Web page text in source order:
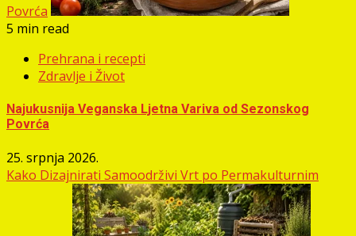
Povrća
5 min read
Prehrana i recepti
Zdravlje i Život
Najukusnija Veganska Ljetna Variva od Sezonskog
Povrća
25. srpnja 2026.
Kako Dizajnirati Samoodrživi Vrt po Permakulturnim